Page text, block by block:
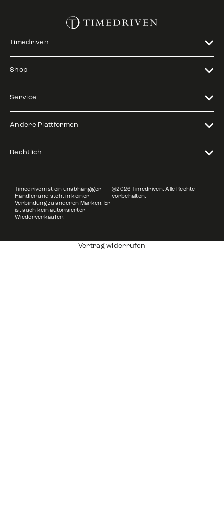
Timedriven
Shop
Service
Andere Plattformen
Rechtlich
Timedriven ist ein unabhängiger
Händler und steht in keiner
Verbindung zu anderen Marken. Er
ist auch kein autorisierter
Wiederverkäufer.
©2026 Timedriven. Alle Rechte
vorbehalten.
Vertrag widerrufen